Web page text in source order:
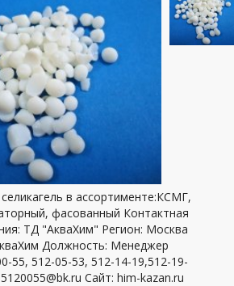
в ассортименте:КСМГ,
фасованный Контактная
ТД "АкваХим" Регион: Москва
Должность: Менеджер
55, 512-05-53, 512-14-19,512-19-
Сайт: him-kazan.ru